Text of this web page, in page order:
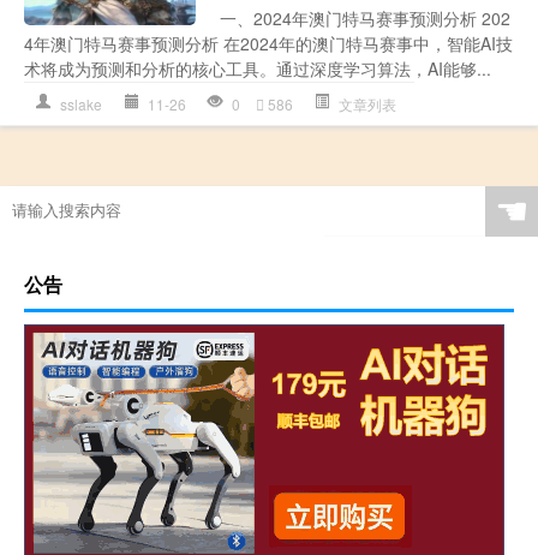
一、2024年澳门特马赛事预测分析 202
4年澳门特马赛事预测分析 在2024年的澳门特马赛事中，智能AI技
术将成为预测和分析的核心工具。通过深度学习算法，AI能够...
sslake 11-26 0 586 文章列表
☚
公告